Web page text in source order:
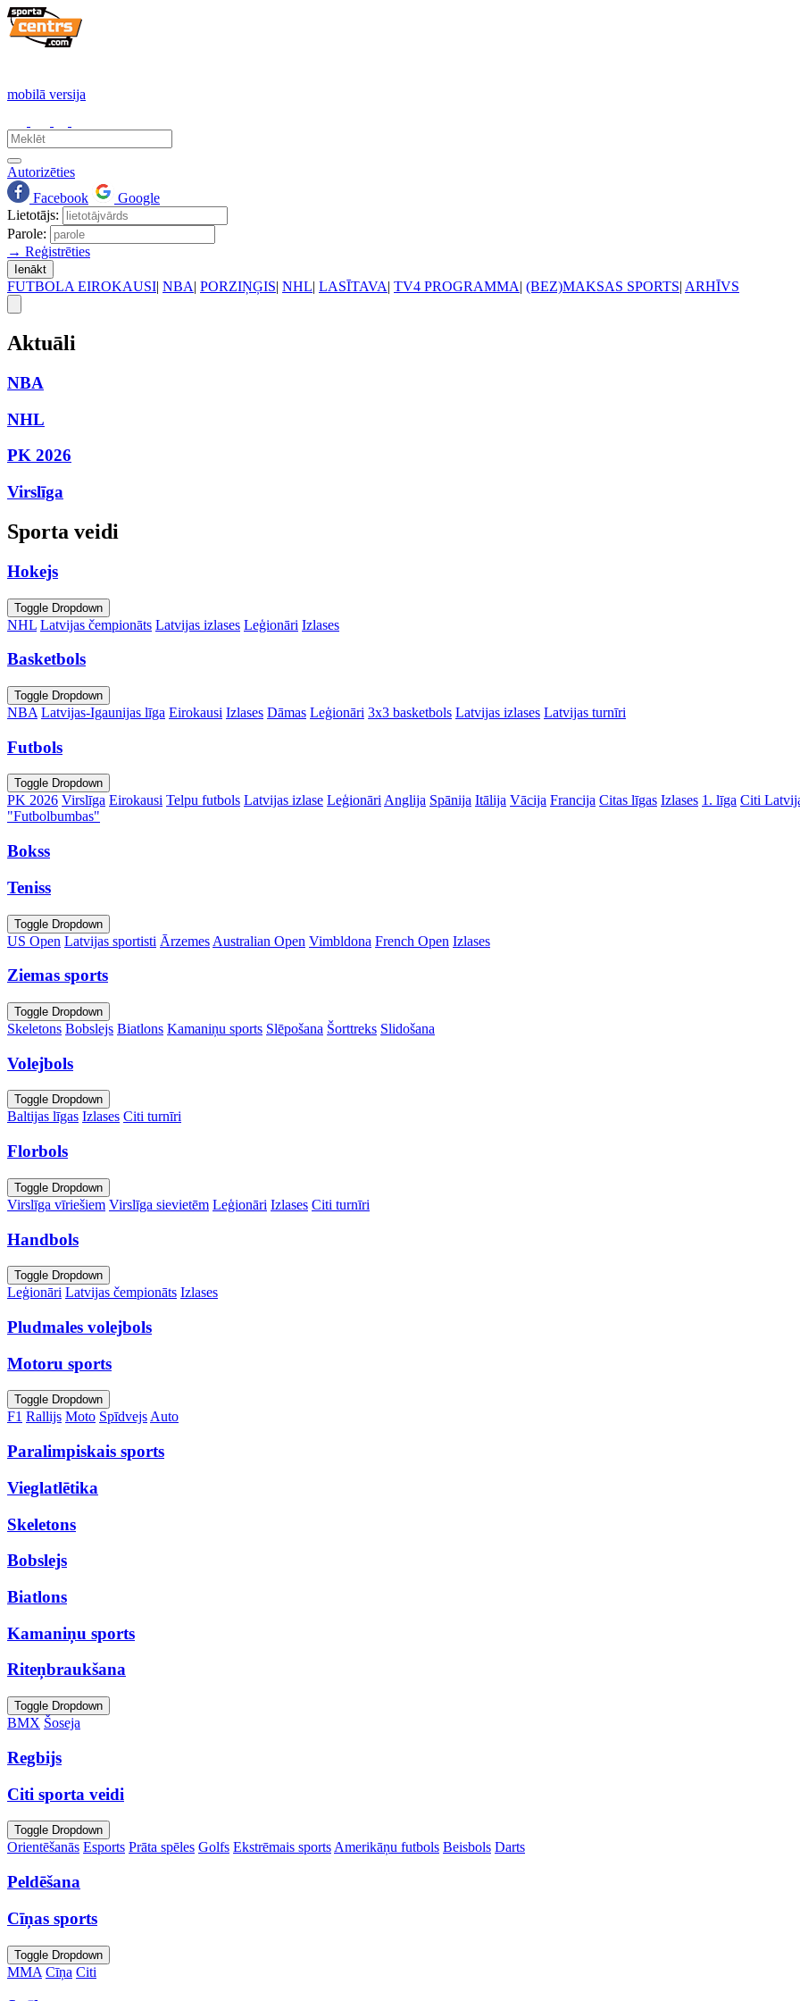
mobilā versija
Autorizēties
Facebook
Google
Lietotājs:
Parole:
→ Reģistrēties
Ienākt
FUTBOLA EIROKAUSI| NBA| PORZIŅĢIS| NHL| LASĪTAVA| TV4 PROGRAMMA| (BEZ)MAKSAS SPORTS| ARHĪVS
Aktuāli
NBA
NHL
PK 2026
Virslīga
Sporta veidi
Hokejs
Toggle Dropdown
NHL Latvijas čempionāts Latvijas izlases Leģionāri Izlases
Basketbols
Toggle Dropdown
NBA Latvijas-Igaunijas līga Eirokausi Izlases Dāmas Leģionāri 3x3 basketbols Latvijas izlases Latvijas turnīri
Futbols
Toggle Dropdown
PK 2026 Virslīga Eirokausi Telpu futbols Latvijas izlase Leģionāri Anglija Spānija Itālija Vācija Francija Citas līgas Izlases 1. līga Citi
"Futbolbumbas"
Bokss
Teniss
Toggle Dropdown
US Open Latvijas sportisti Ārzemes Australian Open Vimbldona French Open Izlases
Ziemas sports
Toggle Dropdown
Skeletons Bobslejs Biatlons Kamaniņu sports Slēpošana Šorttreks Slidošana
Volejbols
Toggle Dropdown
Baltijas līgas Izlases Citi turnīri
Florbols
Toggle Dropdown
Virslīga vīriešiem Virslīga sievietēm Leģionāri Izlases Citi turnīri
Handbols
Toggle Dropdown
Leģionāri Latvijas čempionāts Izlases
Pludmales volejbols
Motoru sports
Toggle Dropdown
F1 Rallijs Moto SpīdvejsAuto
Paralimpiskais sports
Vieglatlētika
Skeletons
Bobslejs
Biatlons
Kamaniņu sports
Riteņbraukšana
Toggle Dropdown
BMX Šoseja
Regbijs
Citi sporta veidi
Toggle Dropdown
Orientēšanās Esports Prāta spēles Golfs Ekstrēmais sports Amerikāņu futbols Beisbols Darts
Peldēšana
Cīņas sports
Toggle Dropdown
MMA Cīņa Citi